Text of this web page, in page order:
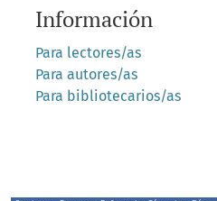
Información
Para lectores/as
Para autores/as
Para bibliotecarios/as